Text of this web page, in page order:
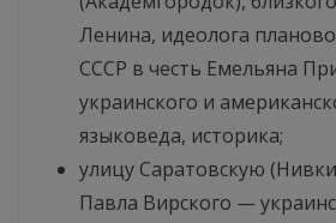
Ленина, идеолога
СССР в честь Емельяна
украинского и
языковеда, историка;
улицу Саратовскую
Павла Вирского —